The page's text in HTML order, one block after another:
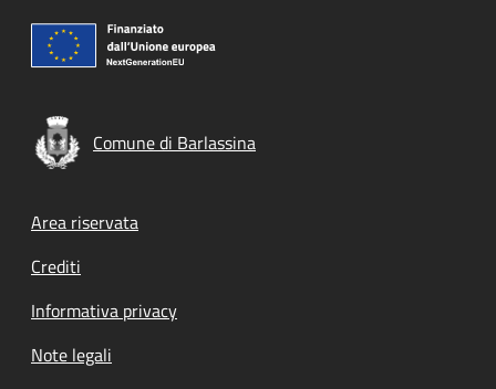
Comune di Barlassina
Footer menu
Area riservata
Crediti
Informativa privacy
Note legali